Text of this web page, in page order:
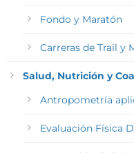
Fondo y Maratón
Carreras de Trail y
Salud, Nutrición y
Antropometría
Evaluación Física